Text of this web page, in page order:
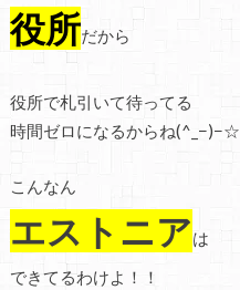
役所だから
役所で札引いて待ってる
時間ゼロになるからね(^_−)−☆
こんなん
エストニアは
できてるわけよ！！